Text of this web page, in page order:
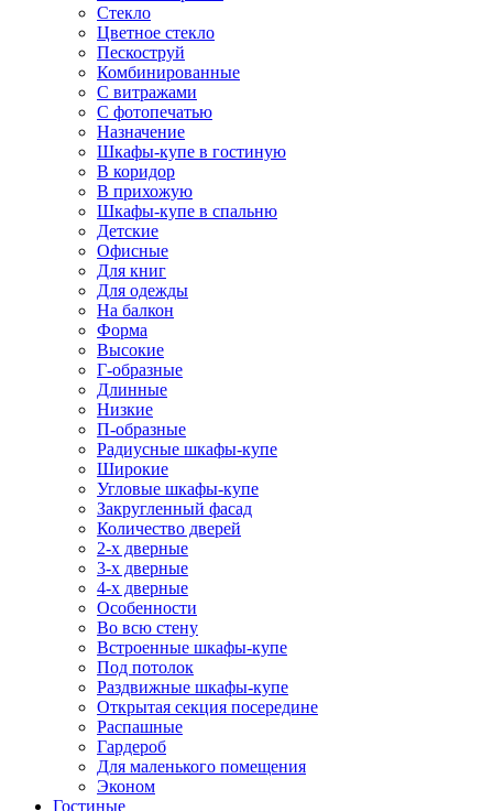
Стекло
Цветное стекло
Пескоструй
Комбинированные
С витражами
С фотопечатью
Назначение
Шкафы-купе в гостиную
В коридор
В прихожую
Шкафы-купе в спальню
Детские
Офисные
Для книг
Для одежды
На балкон
Форма
Высокие
Г-образные
Длинные
Низкие
П-образные
Радиусные шкафы-купе
Широкие
Угловые шкафы-купе
Закругленный фасад
Количество дверей
2-х дверные
3-х дверные
4-х дверные
Особенности
Во всю стену
Встроенные шкафы-купе
Под потолок
Раздвижные шкафы-купе
Открытая секция посередине
Распашные
Гардероб
Для маленького помещения
Эконом
Гостиные